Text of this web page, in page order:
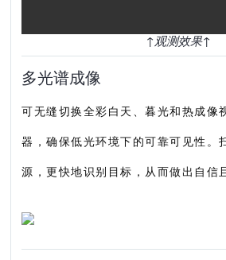
↑观测效果↑
多光谱成像
可无缝切换全彩白天、暮光和热成像
器，确保低光环境下的可靠可见性。
源，更快地识别目标，从而做出自信